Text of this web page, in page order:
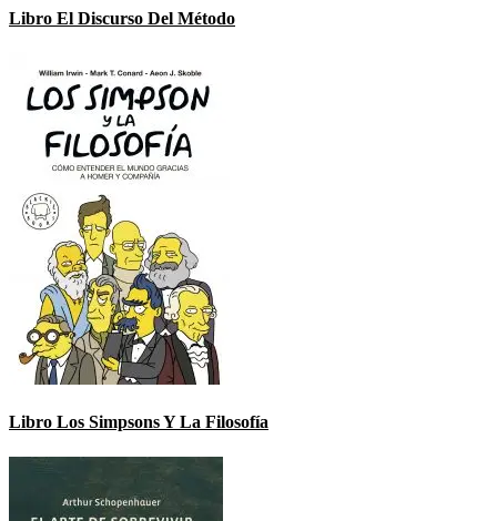
Libro El Discurso Del Método
Libro Los Simpsons Y La Filosofía